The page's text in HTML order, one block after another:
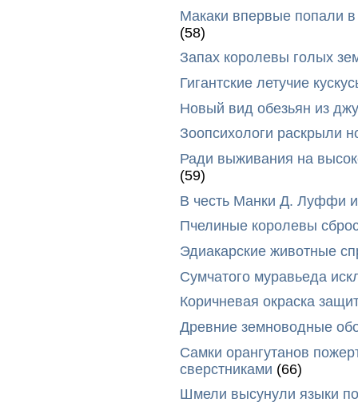
Макаки впервые попали
(58)
Запах королевы голых
Гигантские летучие
Новый вид обезьян из
Зоопсихологи раскрыли
Ради выживания на
(59)
В честь Манки Д. Луффи
Пчелиные королевы
Эдиакарские животные
Сумчатого муравьеда
Коричневая окраска
Древние земноводные
Самки орангутанов
сверстниками (66)
Шмели высунули языки